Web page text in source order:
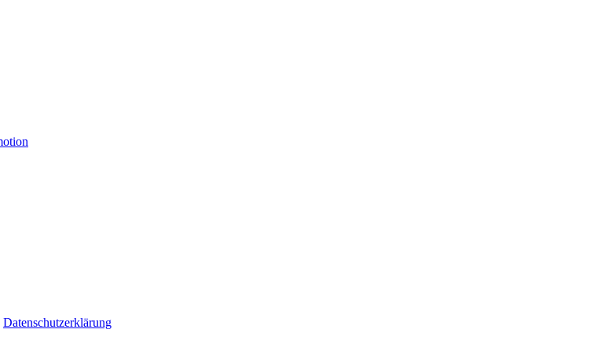
Datenschutzerklärung